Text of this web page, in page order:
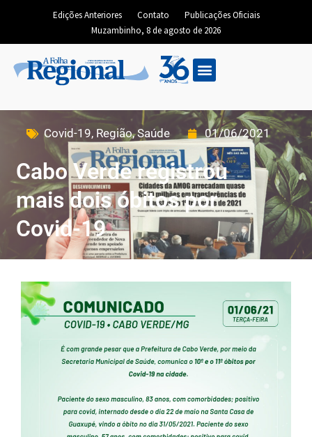
Edições Anteriores Contato
Publicações Oficiais
Muzambinho, 8 de agosto de 2026
Covid-19, Região,Saúde 01/06/2021
Cabo Verde registrou
mais dois óbitos por
Covid-19